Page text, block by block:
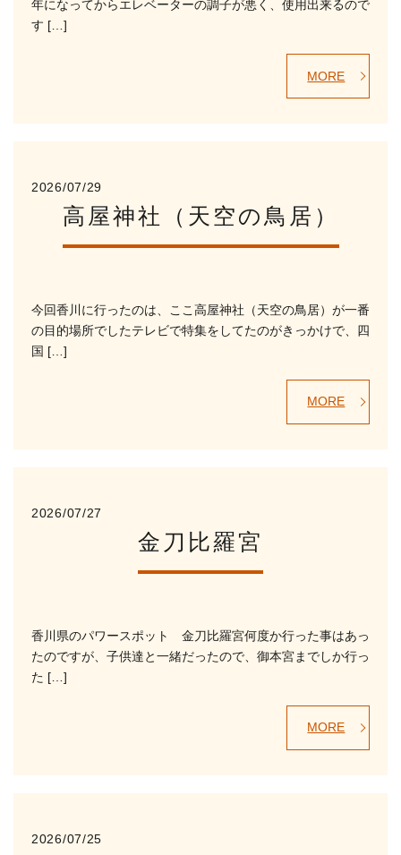
年になってからエレベーターの調子が悪く、使用出来るので
す […]
MORE
2026/07/29
高屋神社（天空の鳥居）
今回香川に行ったのは、ここ高屋神社（天空の鳥居）が一番
の目的場所でしたテレビで特集をしてたのがきっかけで、四
国 […]
MORE
2026/07/27
金刀比羅宮
香川県のパワースポット 金刀比羅宮何度か行った事はあっ
たのですが、子供達と一緒だったので、御本宮までしか行っ
た […]
MORE
2026/07/25